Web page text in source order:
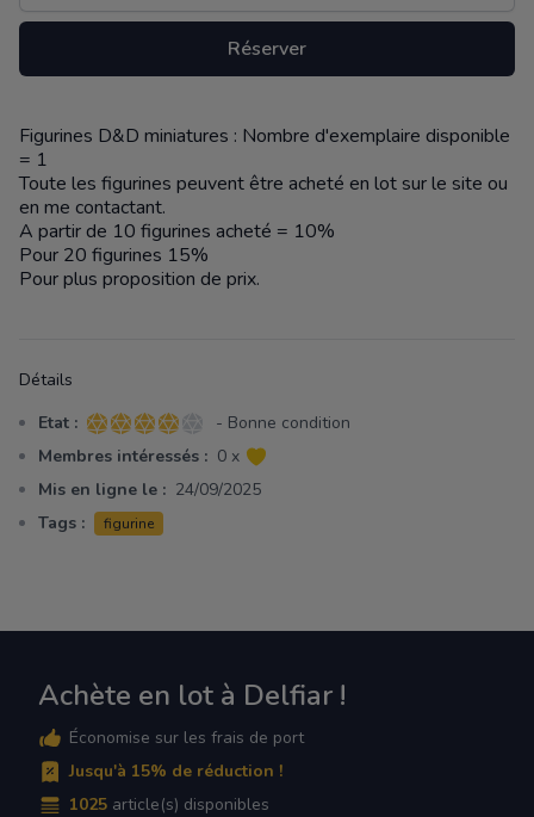
Réserver
Description
Figurines D&D miniatures : Nombre d'exemplaire disponible
= 1
Toute les figurines peuvent être acheté en lot sur le site ou
en me contactant.
A partir de 10 figurines acheté = 10%
Pour 20 figurines 15%
Pour plus proposition de prix.
Détails
Etat : 4 sur 5 étoiles
- Bonne condition
Membres intéressés : 0 x
Mis en ligne le : 24/09/2025
Tags :
figurine
Achète en lot à Delfiar !
Économise sur les frais de port
Jusqu'à 15% de réduction !
1025 article(s) disponibles